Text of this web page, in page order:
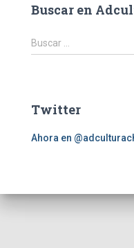
Buscar en
B
u
r
Buscar …
Twitter
Ahora en